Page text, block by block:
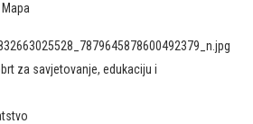
Mapa
za savjetovanje, edukaciju i